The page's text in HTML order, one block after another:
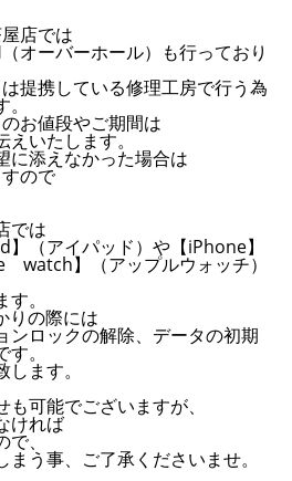
店では
オーバーホール）も行っており
提携している修理工房で行う為
。
お値段やご期間は
えいたします。
に添えなかった場合は
ので
では
】（アイパッド）や【iPhone】
watch】（アップルウォッチ）
。
りの際には
ンロックの解除、データの初期
。
ます。
可能でございますが、
ければ
、
う事、ご了承くださいませ。